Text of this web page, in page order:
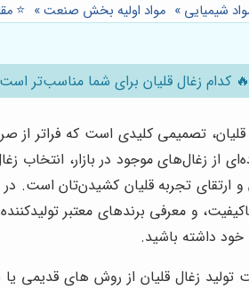
شیمیایی » مواد اولیه بخش صنعت»
⭐️
کدام زغال قلیان برای شما مناسب‌تر است؟
تصمیمی کلیدی است که فراتر از
از زغال‌های موجود در بازار،
و ارتقای تجربه قلیان کشیدن‌تان است.
و معرفی برندهای معتبر تولیدکننده
خود داشته باشید.
تولید زغال قلیان از روش های قدیمی